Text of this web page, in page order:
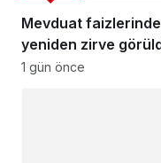
Mevduat faizlerinde
yeniden zirve
3 milyon liranın aylık
1 gün önce